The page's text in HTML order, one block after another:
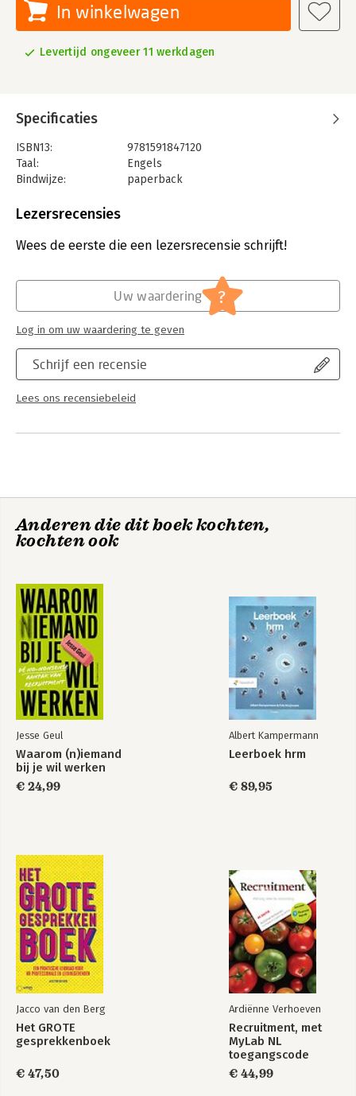
In winkelwagen
Levertijd ongeveer 11 werkdagen
Specificaties
ISBN13:
9781591847120
Taal:
Engels
Bindwijze:
paperback
Uitgever:
Lezersrecensies
Wees de eerste die een lezersrecensie schrijft!
Schrijf een recensie
Lees ons recensiebeleid
Uw waardering ?
Log in om uw waardering te geven
Anderen die dit boek kochten,
kochten ook
Jesse Geul
Waarom (n)iemand
bij je wil werken
€ 24,99
Albert Kampermann
Leerboek hrm
€ 89,95
Jacco van den Berg
Het GROTE
gesprekkenboek
€ 47,50
Ardiënne Verhoeven
Recruitment, met
MyLab NL
toegangscode
€ 44,99